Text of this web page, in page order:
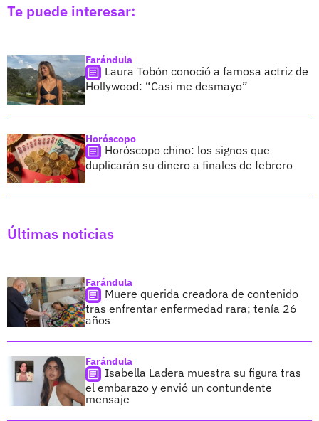
Te puede interesar:
Farándula
Laura Tobón conoció a famosa actriz de
Hollywood: “Casi me desmayo”
Horóscopo
Horóscopo chino: los signos que
duplicarán su dinero a finales de febrero
Últimas noticias
Farándula
Muere querida creadora de contenido
tras enfrentar enfermedad rara; tenía 26
años
Farándula
Isabella Ladera muestra su figura tras
el embarazo y envió un contundente
mensaje